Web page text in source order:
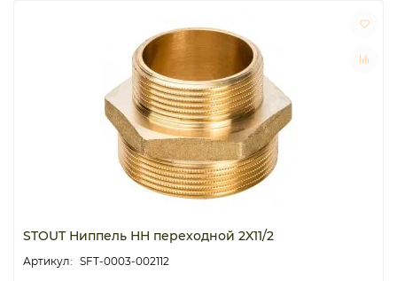
STOUT Ниппель НН переходной 2X11/2
SFT-0003-002112